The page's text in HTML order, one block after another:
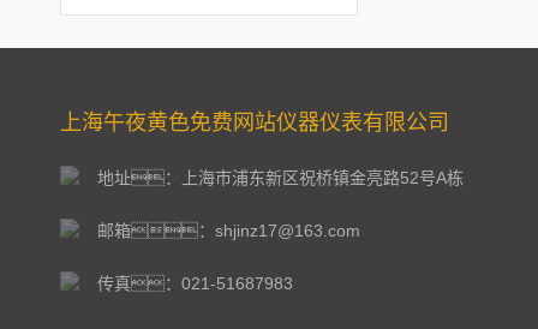
上海午夜黄色免费网站仪器仪表有限公司
地址：上海市浦东新区祝桥镇金亮路52号A栋
邮箱：shjinz17@163.com
传真：021-51687983